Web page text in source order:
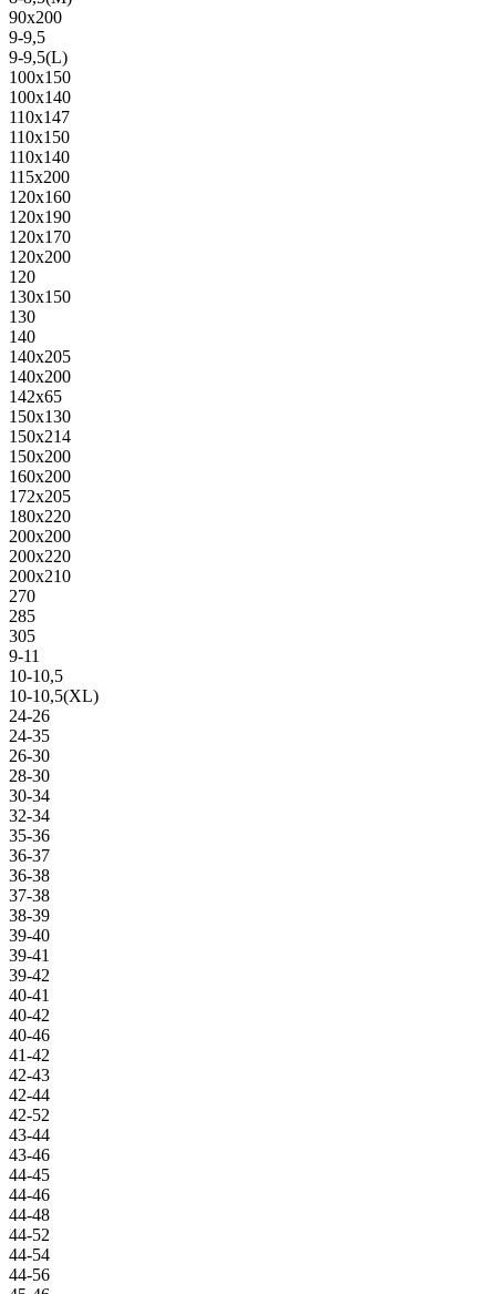
90х200
9-9,5
9-9,5(L)
100х150
100х140
110х147
110х150
110х140
115х200
120х160
120х190
120х170
120х200
120
130х150
130
140
140х205
140х200
142х65
150х130
150х214
150х200
160х200
172х205
180х220
200х200
200х220
200х210
270
285
305
9-11
10-10,5
10-10,5(XL)
24-26
24-35
26-30
28-30
30-34
32-34
35-36
36-37
36-38
37-38
38-39
39-40
39-41
39-42
40-41
40-42
40-46
41-42
42-43
42-44
42-52
43-44
43-46
44-45
44-46
44-48
44-52
44-54
44-56